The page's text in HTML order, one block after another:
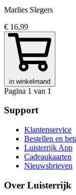
Marlies Slegers
€ 16,99
in winkelmand
Pagina 1 van 1
Support
Klantenservice
Bestellen en
Luisterrijk App
Cadeaukaarten
Nieuwsbrieven
Over Luisterrijk